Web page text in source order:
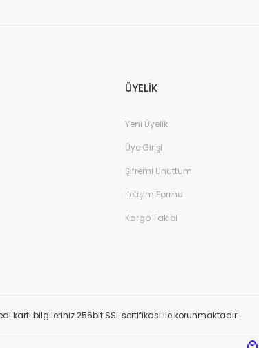
ÜYELİK
Yeni Üyelik
Üye Girişi
Şifremi Unuttum
İletişim Formu
Kargo Takibi
kartı bilgileriniz 256bit SSL sertifikası ile korunmaktadır.